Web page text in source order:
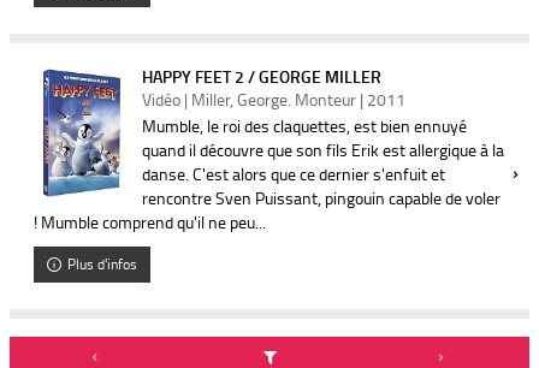
HAPPY FEET 2 / GEORGE MILLER
Vidéo | Miller, George. Monteur | 2011
Mumble, le roi des claquettes, est bien ennuyé
quand il découvre que son fils Erik est allergique à la
danse. C'est alors que ce dernier s'enfuit et
rencontre Sven Puissant, pingouin capable de voler
! Mumble comprend qu'il ne peu...
Plus d'infos